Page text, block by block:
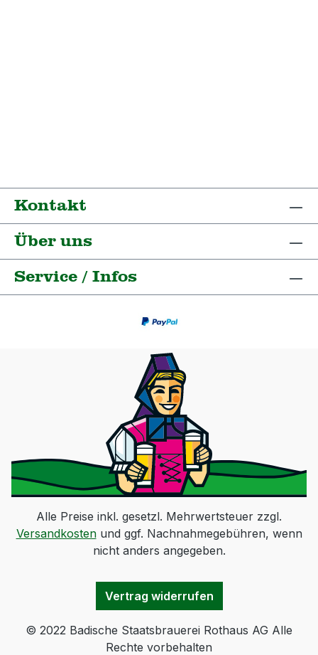
Kontakt
Über uns
Service / Infos
Alle Preise inkl. gesetzl. Mehrwertsteuer zzgl.
Versandkostenund ggf. Nachnahmegebühren, wenn
nicht anders angegeben.
Vertrag widerrufen
© 2022 Badische Staatsbrauerei Rothaus AG Alle
Rechte vorbehalten